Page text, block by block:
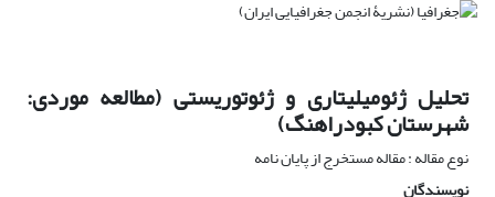
تحلیل ژئومیلیتاری و ژئوتوریستی (مطالعه موردی:
شهرستان کبودراهنگ)
نوع مقاله : مقاله مستخرج از پایان نامه
نویسندگان